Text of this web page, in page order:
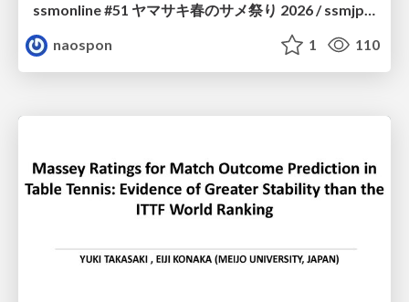
ssmonline #51 ヤマサキ春のサメ祭り 2026 / ssmjp Yamasaki Spring JAWS Festival 2026
naospon
1 110